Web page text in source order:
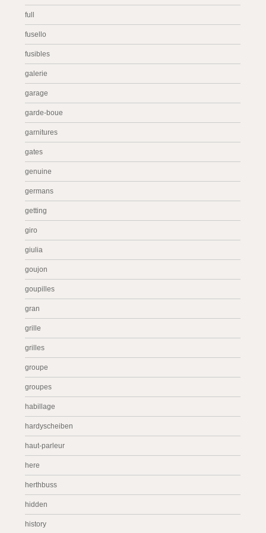
full
fusello
fusibles
galerie
garage
garde-boue
garnitures
gates
genuine
germans
getting
giro
giulia
goujon
goupilles
gran
grille
grilles
groupe
groupes
habillage
hardyscheiben
haut-parleur
here
herthbuss
hidden
history